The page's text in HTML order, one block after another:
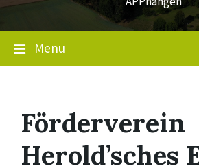
Menu
Förderverein
Herold’sches